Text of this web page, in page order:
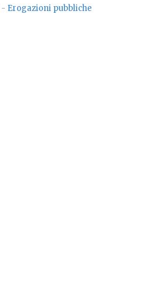
- Erogazioni pubbliche